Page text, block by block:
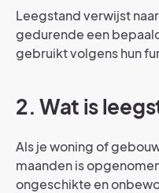
Leegstand verwijst
gedurende een
gebruikt volgens hun
2. Wat is
Als je woning of
maanden is
ongeschikte en